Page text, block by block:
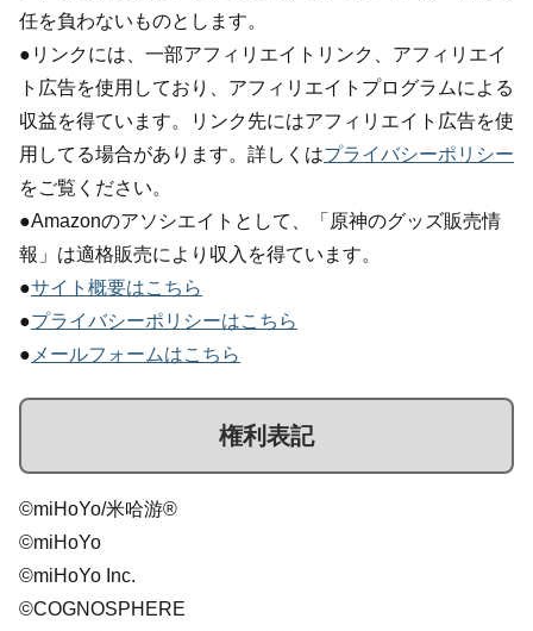
任を負わないものとします。
●リンクには、一部アフィリエイトリンク、アフィリエイ
ト広告を使用しており、アフィリエイトプログラムによる
収益を得ています。リンク先にはアフィリエイト広告を使
用してる場合があります。詳しくはプライバシーポリシー
をご覧ください。
●Amazonのアソシエイトとして、「原神のグッズ販売情
報」は適格販売により収入を得ています。
●サイト概要はこちら
●プライバシーポリシーはこちら
● メールフォームはこちら
権利表記
©miHoYo/米哈游®
©miHoYo
©miHoYo Inc.
©COGNOSPHERE